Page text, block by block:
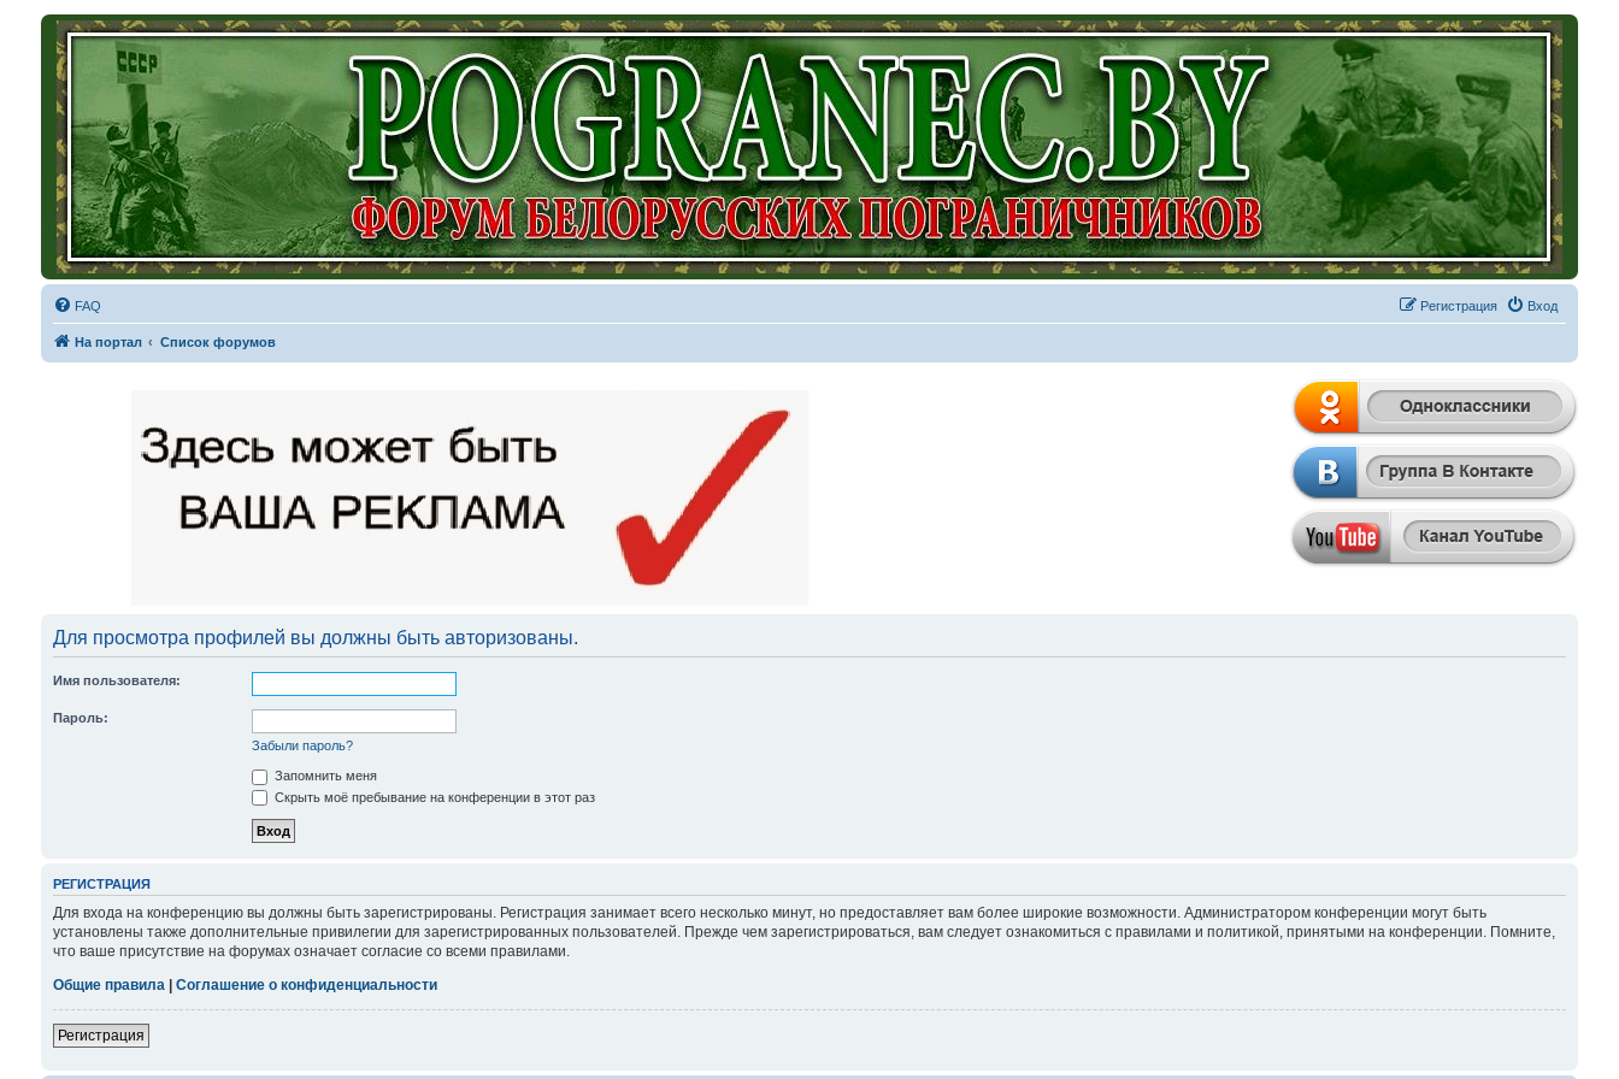
FAQ Вход
Регистрация
На портал Список форумов
Для просмотра профилей вы должны быть авторизованы.
Имя пользователя:
Пароль:
Забыли пароль?
Запомнить меня
Скрыть моё пребывание на конференции в этот раз
РЕГИСТРАЦИЯ
Для входа на конференцию вы должны быть зарегистрированы. Регистрация занимает всего несколько минут, но предоставляет вам более широкие возможности. Администратором конференции могут быть
установлены также дополнительные привилегии для зарегистрированных пользователей. Прежде чем зарегистрироваться, вам следует ознакомиться с правилами и политикой, принятыми на конференции. Помните,
что ваше присутствие на форумах означает согласие со всеми правилами.
Общие правила | Соглашение о конфиденциальности
Регистрация